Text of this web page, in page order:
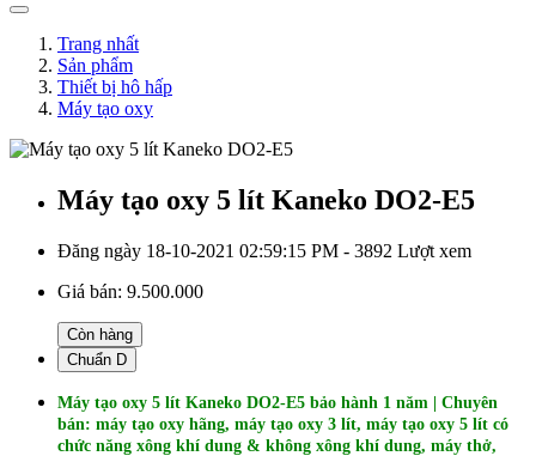
Trang nhất
Sản phẩm
Thiết bị hô hấp
Máy tạo oxy
Máy tạo oxy 5 lít Kaneko DO2-E5
Đăng ngày 18-10-2021 02:59:15 PM - 3892 Lượt xem
Giá bán: 9.500.000
Còn hàng
Chuẩn D
Máy tạo oxy 5 lít Kaneko DO2-E5 bảo hành 1 năm | Chuyên
bán: máy tạo oxy hãng, máy tạo oxy 3 lít, máy tạo oxy 5 lít có
chức năng xông khí dung & không xông khí dung, máy thở,